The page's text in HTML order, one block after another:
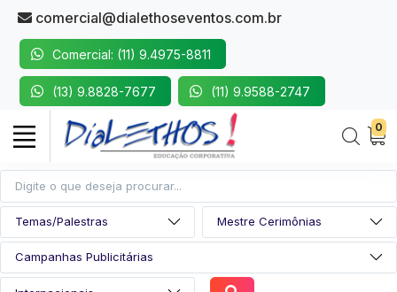
comercial@dialethoseventos.com.br
Comercial: (11) 9.4975-8811
(13) 9.8828-7677 (11) 9.9588-2747
0